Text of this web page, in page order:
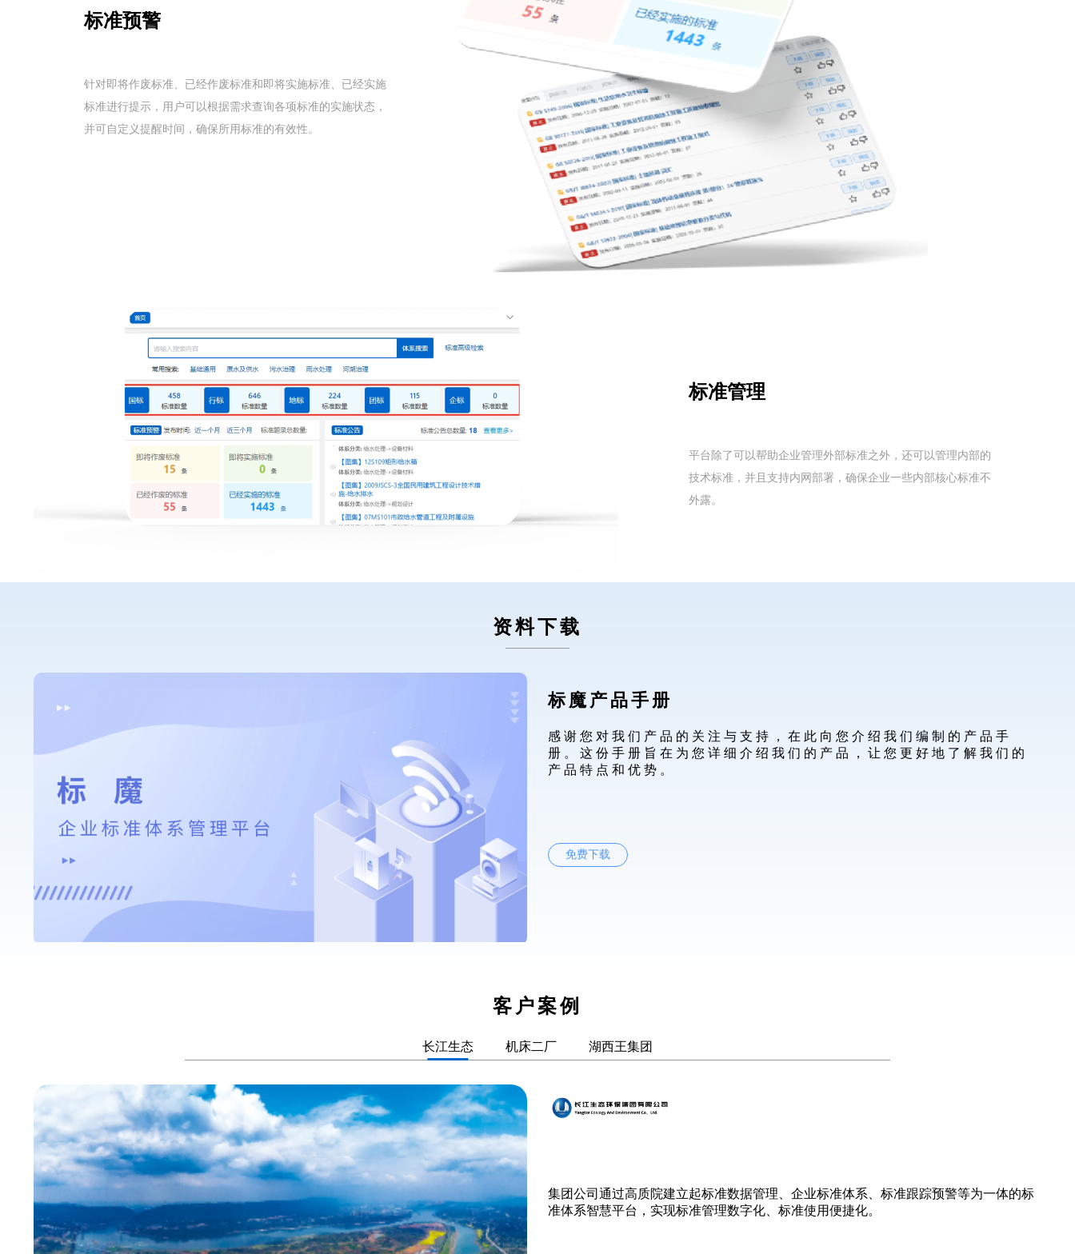
标准预警
针对即将作废标准、已经作废标准和即将实施标准、已经实施
标准进行提示，用户可以根据需求查询各项标准的实施状态，
并可自定义提醒时间，确保所用标准的有效性。
标准管理
平台除了可以帮助企业管理外部标准之外，还可以管理内部的
技术标准，并且支持内网部署，确保企业一些内部核心标准不
外露。
资料下载
标魔产品手册
感谢您对我们产品的关注与支持，在此向您介绍我们编制的产品手
册。这份手册旨在为您详细介绍我们的产品，让您更好地了解我们的
产品特点和优势。
免费下载
客户案例
长江生态 机床二厂 湖西王集团
集团公司通过高质院建立起标准数据管理、企业标准体系、标准跟踪预警等为一体的标
准体系智慧平台，实现标准管理数字化、标准使用便捷化。